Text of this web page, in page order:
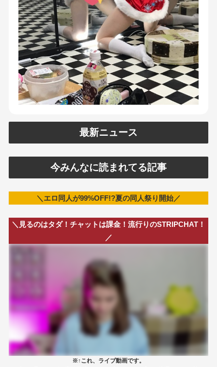
最新ニュース
今みんなに読まれてる記事
＼エロ同人が99%OFF!?夏の同人祭り開始／
＼見るのはタダ！チャットは課金！流行りのSTRIPCHAT！
／
※↑これ、ライブ動画です。